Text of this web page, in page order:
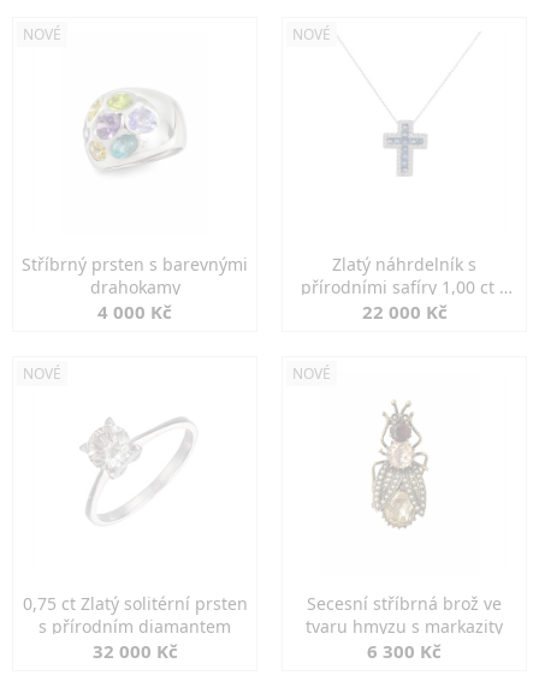
NOVÉ
Stříbrný prsten s barevnými
drahokamy
4 000 Kč
NOVÉ
Zlatý náhrdelník s
přírodními safíry 1,00 ct a
diamanty
22 000 Kč
NOVÉ
0,75 ct Zlatý solitérní prsten
s přírodním diamantem
32 000 Kč
NOVÉ
Secesní stříbrná brož ve
tvaru hmyzu s markazity
6 300 Kč